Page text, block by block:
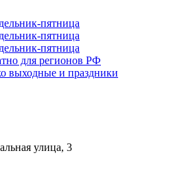
пятница
пятница
пятница
для регионов РФ
выходные и праздники
улица, 3